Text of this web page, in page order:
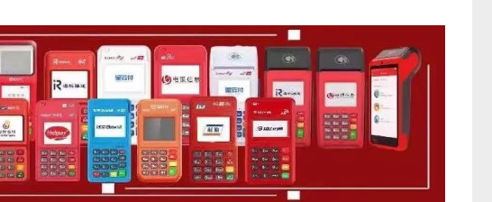
办
理？
哪
家
pos
机
费
率